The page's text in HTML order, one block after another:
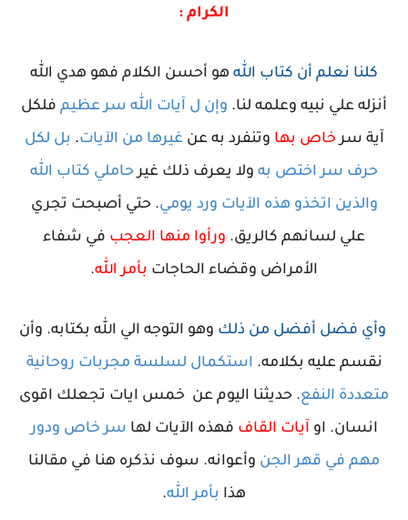
الكرام :
كلنا نعلم أن كتاب الله هو أحسن الكلام فهو هدي الله
أنزله علي نبيه وعلمه لنا. وإن ل آيات الله سر عظيم فلكل
آية سر خاص بها وتنفرد به عن غيرها من الآيات. بل لكل
حرف سر اختص به ولا يعرف ذلك غير حاملي كتاب الله
والذين اتخذو هذه الآيات ورد يومي. حتي أصبحت تجري
علي لسانهم كالريق. ورأوا منها العجب في شفاء
الأمراض وقضاء الحاجات بأمر الله.
وأي فضل أفضل من ذلك وهو التوجه الي الله بكتابه. وأن
نقسم عليه بكلامه. استكمال لسلسة مجربات روحانية
متعددة النفع. حديثنا اليوم عن خمس ايات تجعلك اقوى
انسان. او آيات القاف فهذه الآيات لها سر خاص ودور
مهم في قهر الجن وأعوانه. سوف نذكره هنا في مقالنا
هذا بأمر الله.